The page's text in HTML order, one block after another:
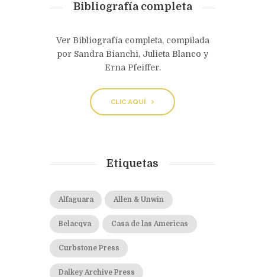
Bibliografía completa
Ver Bibliografía completa, compilada
por Sandra Bianchi, Julieta Blanco y
Erna Pfeiffer.
CLIC AQUÍ
Etiquetas
Alfaguara Allen & Unwin
Belacqva Casa de las Americas
Curbstone Press
Dalkey Archive Press